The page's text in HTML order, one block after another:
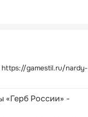
https://gamestil.ru/nardy-
«Герб России» -